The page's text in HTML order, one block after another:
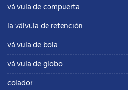
válvula de compuerta
la válvula de retención
válvula de bola
válvula de globo
colador